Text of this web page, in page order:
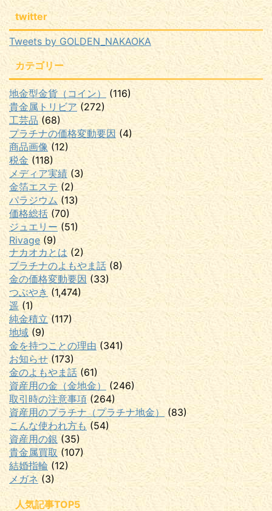
twitter
Tweets by GOLDEN_NAKAOKA
カテゴリー
地金型金貨（コイン）
(116)
貴金属トリビア (272)
工芸品 (68)
プラチナの価格変動要因(4)
商品画像(12)
税金 (118)
メディア実績(3)
金箔エステ (2)
パラジウム (13)
価格総括 (70)
ジュエリー (51)
Rivage (9)
ナカオカとは(2)
プラチナのよもやま話 (8)
金の価格変動要因 (33)
つぶやき (1,474)
遥 (1)
純金積立(117)
地域 (9)
金を持つことの理由(341)
お知らせ(173)
金のよもやま話 (61)
資産用の金（金地金）
(246)
取引時の注意事項 (264)
資産用のプラチナ（プラチナ地金）
(83)
こんな使われ方も (54)
資産用の銀 (35)
貴金属買取(107)
結婚指輪 (12)
メガネ (3)
人気記事TOP5